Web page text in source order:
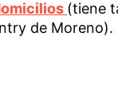
(tiene
de Moreno).